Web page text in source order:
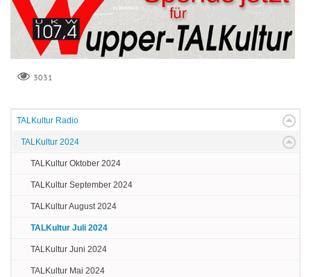
3031
TALKultur Radio
TALKultur 2024
TALKultur Oktober 2024
TALKultur September 2024
TALKultur August 2024
TALKultur Juli 2024
TALKultur Juni 2024
TALKultur Mai 2024